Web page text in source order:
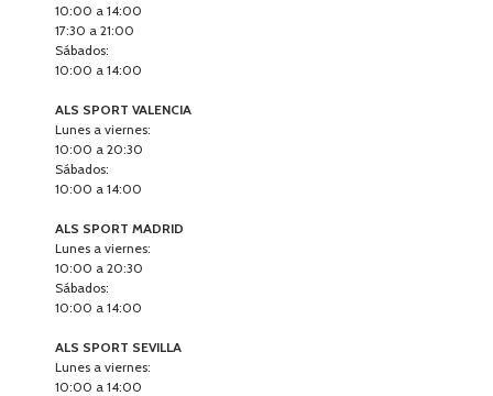
10:00 a 14:00
17:30 a 21:00
Sábados:
10:00 a 14:00
ALS SPORT VALENCIA
Lunes a viernes:
10:00 a 20:30
Sábados:
10:00 a 14:00
ALS SPORT MADRID
Lunes a viernes:
10:00 a 20:30
Sábados:
10:00 a 14:00
ALS SPORT SEVILLA
Lunes a viernes:
10:00 a 14:00